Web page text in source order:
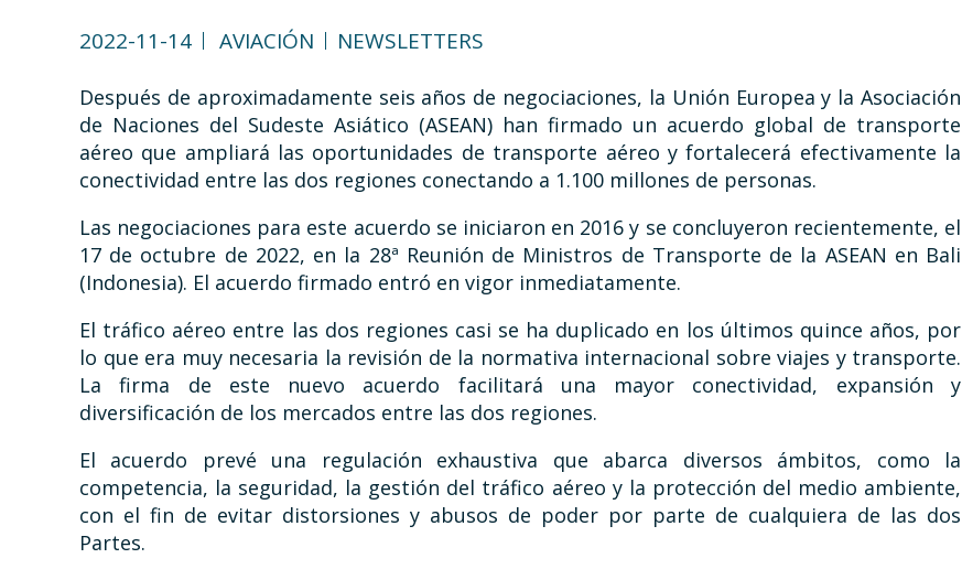
2022-11-14 AVIACIÓN NEWSLETTERS
Después de aproximadamente seis años de negociaciones, la Unión Europea y la Asociación
de Naciones del Sudeste Asiático (ASEAN) han firmado un acuerdo global de transporte
aéreo que ampliará las oportunidades de transporte aéreo y fortalecerá efectivamente la
conectividad entre las dos regiones conectando a 1.100 millones de personas.
Las negociaciones para este acuerdo se iniciaron en 2016 y se concluyeron recientemente, el
17 de octubre de 2022, en la 28ª Reunión de Ministros de Transporte de la ASEAN en Bali
(Indonesia). El acuerdo firmado entró en vigor inmediatamente.
El tráfico aéreo entre las dos regiones casi se ha duplicado en los últimos quince años, por
lo que era muy necesaria la revisión de la normativa internacional sobre viajes y transporte.
La firma de este nuevo acuerdo facilitará una mayor conectividad, expansión y
diversificación de los mercados entre las dos regiones.
El acuerdo prevé una regulación exhaustiva que abarca diversos ámbitos, como la
competencia, la seguridad, la gestión del tráfico aéreo y la protección del medio ambiente,
con el fin de evitar distorsiones y abusos de poder por parte de cualquiera de las dos
Partes.